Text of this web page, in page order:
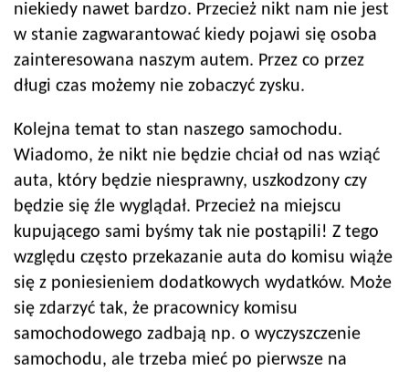
niekiedy nawet bardzo. Przecież nikt nam nie jest
w stanie zagwarantować kiedy pojawi się osoba
zainteresowana naszym autem. Przez co przez
długi czas możemy nie zobaczyć zysku.
Kolejna temat to stan naszego samochodu.
Wiadomo, że nikt nie będzie chciał od nas wziąć
auta, który będzie niesprawny, uszkodzony czy
będzie się źle wyglądał. Przecież na miejscu
kupującego sami byśmy tak nie postąpili! Z tego
względu często przekazanie auta do komisu wiąże
się z poniesieniem dodatkowych wydatków. Może
się zdarzyć tak, że pracownicy komisu
samochodowego zadbają np. o wyczyszczenie
samochodu, ale trzeba mieć po pierwsze na